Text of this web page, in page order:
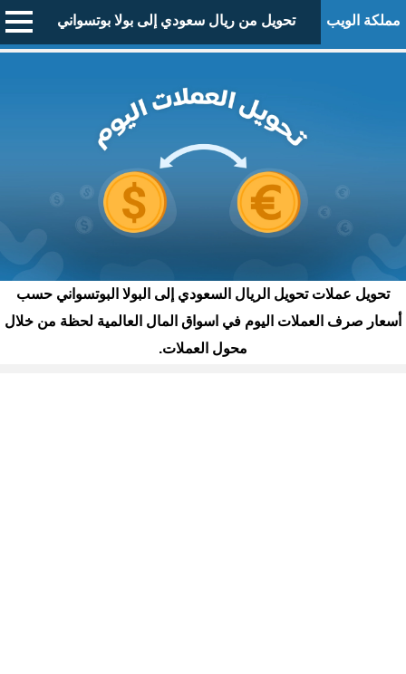
مملكة الويب تحويل من ريال سعودي إلى بولا بوتسواني
تحويل عملات تحويل الريال السعودي إلى البولا البوتسواني حسب
أسعار صرف العملات اليوم في اسواق المال العالمية لحظة من خلال
محول العملات.